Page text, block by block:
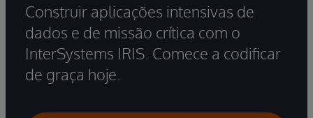
Construir aplicações intensivas de
dados e de missão crítica com o
InterSystems IRIS. Comece a codificar
de graça hoje.